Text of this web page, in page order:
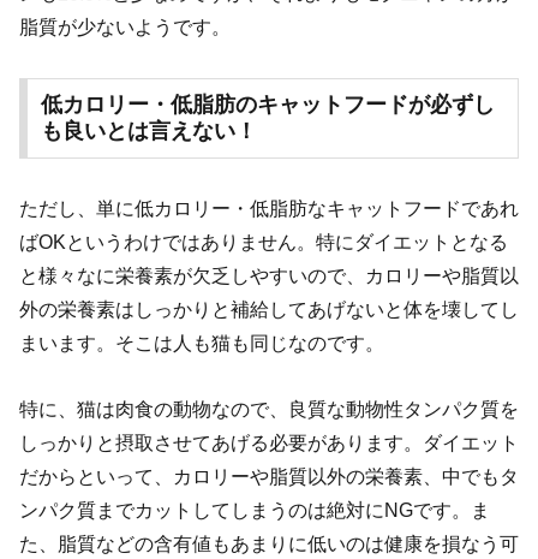
脂質が少ないようです。
低カロリー・低脂肪のキャットフードが必ずし
も良いとは言えない！
ただし、単に低カロリー・低脂肪なキャットフードであれ
ばOKというわけではありません。特にダイエットとなる
と様々なに栄養素が欠乏しやすいので、カロリーや脂質以
外の栄養素はしっかりと補給してあげないと体を壊してし
まいます。そこは人も猫も同じなのです。
特に、猫は肉食の動物なので、良質な動物性タンパク質を
しっかりと摂取させてあげる必要があります。ダイエット
だからといって、カロリーや脂質以外の栄養素、中でもタ
ンパク質までカットしてしまうのは絶対にNGです。ま
た、脂質などの含有値もあまりに低いのは健康を損なう可